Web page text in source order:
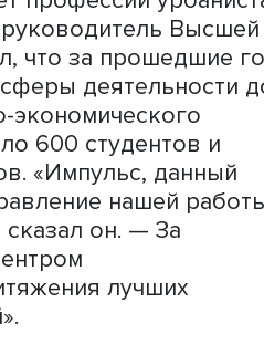
рефлексии
размышлениям о
мне интересно
города, но
выступления
о чем думают